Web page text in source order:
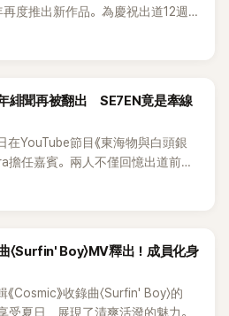
度推出新作品。為慶祝出道12週
場粉絲演唱會，與粉絲共同回顧經
緋聞再被翻出 SE7EN竟是牽線
YouTube節目《東海物與白頭銀
擔任嘉賓。兩人不僅回憶出道前的
鬧得沸沸揚揚的緋聞，讓東海忍不
Surfin' Boy〉MV釋出！成員化身
Cosmic》收錄曲〈Surfin' Boy〉的
受夏日，展現了清爽活潑的魅力。